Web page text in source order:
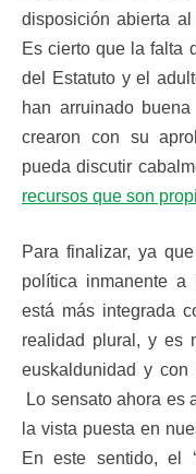
disposición abierta
Es cierto que la falta
del Estatuto y el
han arruinado
crearon con su
pueda discutir
recursos que son
Para finalizar, ya
política inmanente a
está más integrada
realidad plural, y es
euskaldunidad y con
Lo sensato ahora es
la vista puesta en
En este sentido, el